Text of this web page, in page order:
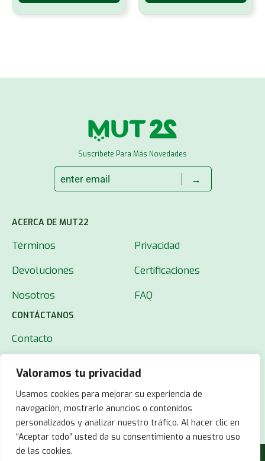
Valoramos tu privacidad
Usamos cookies para mejorar su experiencia de
navegación, mostrarle anuncios o contenidos
personalizados y analizar nuestro tráfico. Al hacer clic en
“Aceptar todo” usted da su consentimiento a nuestro uso
de las cookies.
Suscríbete Para Más Novedades
→
ACERCA DE MUT22
Términos
Privacidad
Devoluciones
Certificaciones
Nosotros
FAQ
CONTÁCTANOS
Contacto